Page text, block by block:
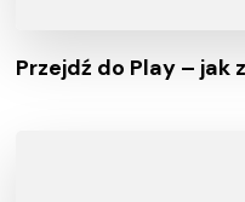
Przejdź do Play – jak